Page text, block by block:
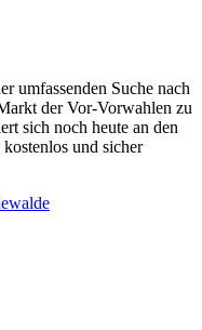
umfassenden Suche nach
der Vor-Vorwahlen zu
sich noch heute an den
und sicher